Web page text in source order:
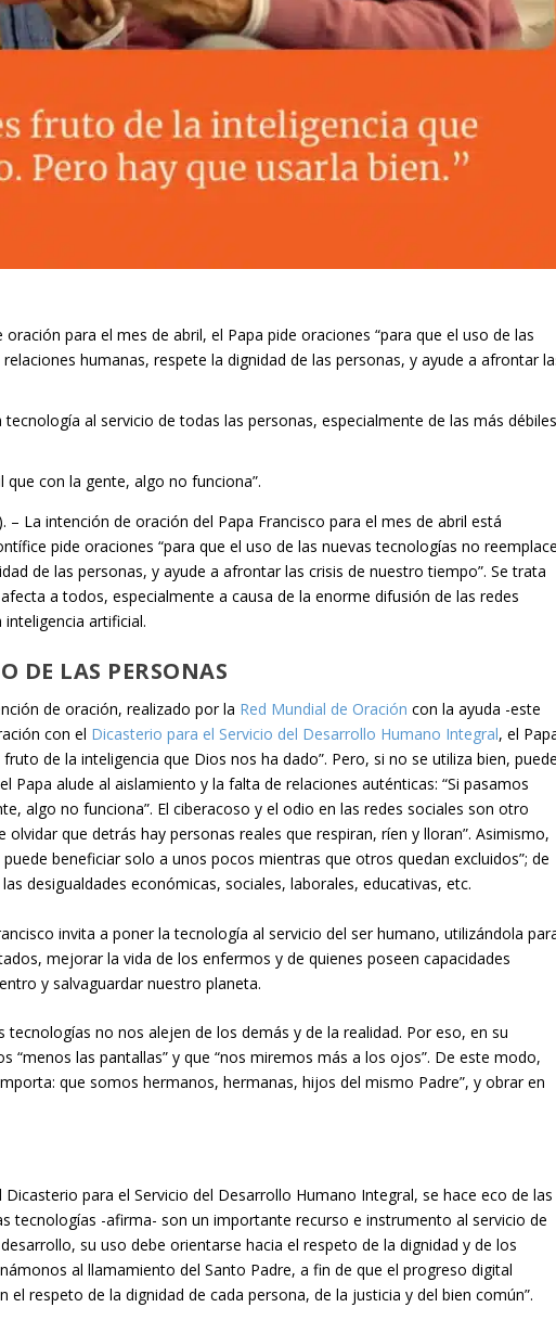
para el mes de abril, el Papa pide oraciones “para que el uso de las
humanas, respete la dignidad de las personas, y ayude a afrontar
al servicio de todas las personas, especialmente de las más
con la gente, algo no funciona”.
– La intención de oración del Papa Francisco para el mes de abril está
pide oraciones “para que el uso de las nuevas tecnologías no
de las personas, y ayude a afrontar las crisis de nuestro tiempo”. Se trata
a todos, especialmente a causa de la enorme difusión de las redes
artificial.
DE LAS PERSONAS
de oración, realizado por la Red Mundial de Oración con la ayuda -este
con el Dicasterio para el Servicio del Desarrollo Humano Integral, el
de la inteligencia que Dios nos ha dado”. Pero, si no se utiliza bien,
Papa alude al aislamiento y la falta de relaciones auténticas: “Si pasamos
algo no funciona”. El ciberacoso y el odio en las redes sociales son otro
que detrás hay personas reales que respiran, ríen y lloran”. Asimismo,
beneficiar solo a unos pocos mientras que otros quedan excluidos”; de
desigualdades económicas, sociales, laborales, educativas, etc.
invita aponer la tecnología al servicio del ser humano, utilizándola
mejorar la vida de los enfermos y de quienes poseen capacidades
y salvaguardar nuestro planeta.
tecnologías no nos alejen de los demás y de la realidad. Por eso, en su
“menos las pantallas” y que “nos miremos más a los ojos”. De este modo,
que somos hermanos, hermanas, hijos del mismo Padre”, y obrar en
para el Servicio del Desarrollo Humano Integral, se hace eco de las
tecnologías -afirma- son un importante recurso e instrumento al servicio de
su uso debe orientarse hacia el respeto de la dignidad y de los
al llamamiento del Santo Padre, a fin de que el progreso digital
respeto de la dignidad de cada persona, de la justicia y del bien común”.